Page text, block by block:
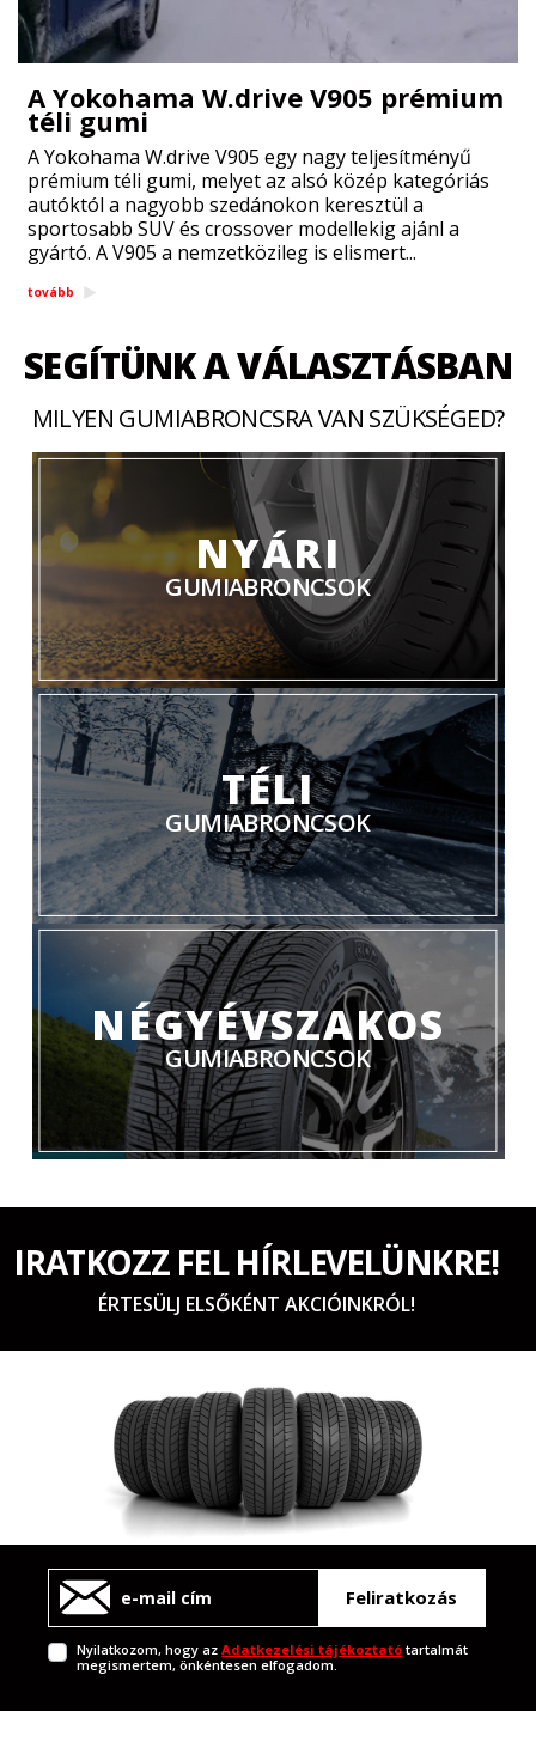
A Yokohama W.drive V905 prémium
téli gumi
A Yokohama W.drive V905 egy nagy teljesítményű
prémium téli gumi, melyet az alsó közép kategóriás
autóktól a nagyobb szedánokon keresztül a
sportosabb SUV és crossover modellekig ajánl a
gyártó. A V905 a nemzetközileg is elismert...
tovább
SEGÍTÜNK A VÁLASZTÁSBAN
MILYEN GUMIABRONCSRA VAN SZÜKSÉGED?
NYÁRI
GUMIABRONCSOK
TÉLI
GUMIABRONCSOK
NÉGYÉVSZAKOS
GUMIABRONCSOK
IRATKOZZ FEL HÍRLEVELÜNKRE!
ÉRTESÜLJ ELSŐKÉNT AKCIÓINKRÓL!
Feliratkozás
Nyilatkozom, hogy azAdatkezelési tájékoztató tartalmát
megismertem, önkéntesen elfogadom.